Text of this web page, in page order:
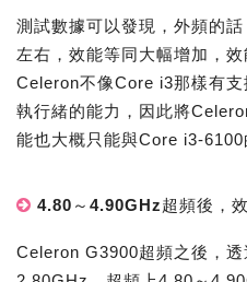
測試數據可以發現，外頻的
左右，效能等同大幅增加，
Celeron不像Core i3那樣有
執行緒的能力，因此將
能也大概只能與Core i3-6100
4.80～4.90GHz超頻後，
Celeron G3900超頻之後，